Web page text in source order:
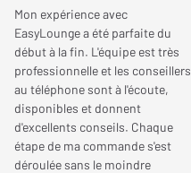
Bénéficiant du savoir-
britannique en matière
CCM7.5 S2 offre une
d'un haut-parleur médium/
continuum, conçue à partir
Cette ingéniosité permet
offrant ainsi un
Réponse en fréquence
Min.
Réponse en fréquence
Max.
Puissance nominale
Mon expérience avec
EasyLounge a été parfaite du
début à la fin. L'équipe est très
professionnelle et les conseillers
au téléphone sont à l'écoute,
disponibles et donnent
d'excellents conseils. Chaque
étape de ma commande s'est
déroulée sans le moindre